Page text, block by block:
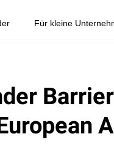
Für kleine